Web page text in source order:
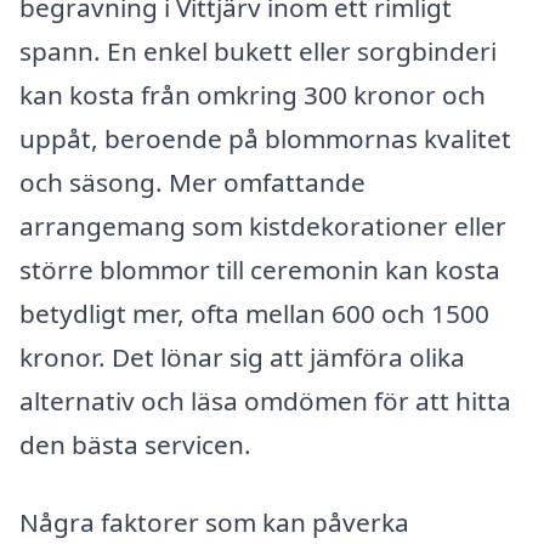
begravning i Vittjärv inom ett rimligt
spann. En enkel bukett eller sorgbinderi
kan kosta från omkring 300 kronor och
uppåt, beroende på blommornas kvalitet
och säsong. Mer omfattande
arrangemang som kistdekorationer eller
större blommor till ceremonin kan kosta
betydligt mer, ofta mellan 600 och 1500
kronor. Det lönar sig att jämföra olika
alternativ och läsa omdömen för att hitta
den bästa servicen.
Några faktorer som kan påverka